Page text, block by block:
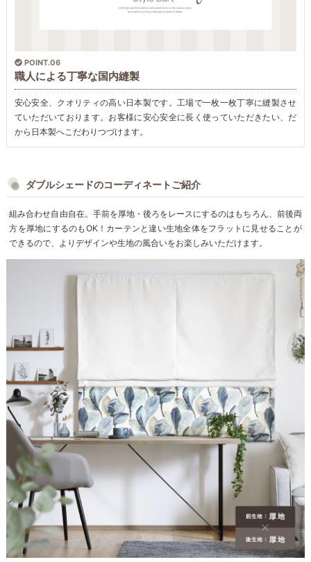
POINT.06
職人による丁寧な国内縫製
安心安全、クオリティの高い日本製です。工場で一枚一枚丁寧に縫製させ
ていただいております。お客様に安心安全に長く使っていただきたい、だ
から日本製へこだわりつづけます。
ダブルシェードのコーディネートご紹介
組み合わせ自由自在。手前を厚地・後ろをレースにするのはもちろん、前後両
方を厚地にするのもOK！カーテンと違い生地全体をフラットに見せることが
できるので、よりデザインや生地の風合いをお楽しみいただけます。